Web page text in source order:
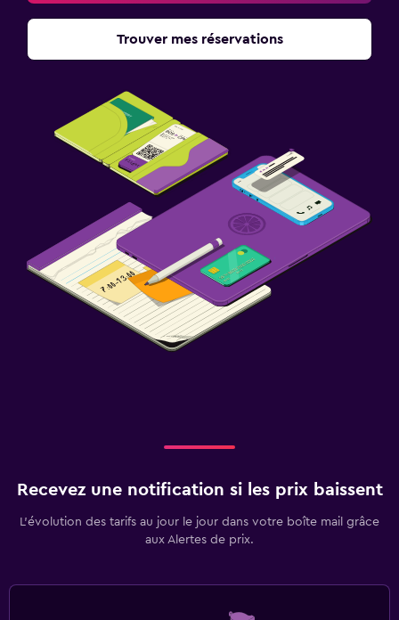
Trouver mes réservations
Recevez une notification si les prix baissent
L’évolution des tarifs au jour le jour dans votre boîte mail grâce
aux Alertes de prix.